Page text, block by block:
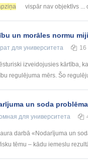
vispār nav objektīvs ...
un morāles normu
для университета 16
izveidojusies kārtība,
regulējuma mērs. Šo
un soda
для университета
darbā «Nodarījuma un
tēmu – kādu iemeslu